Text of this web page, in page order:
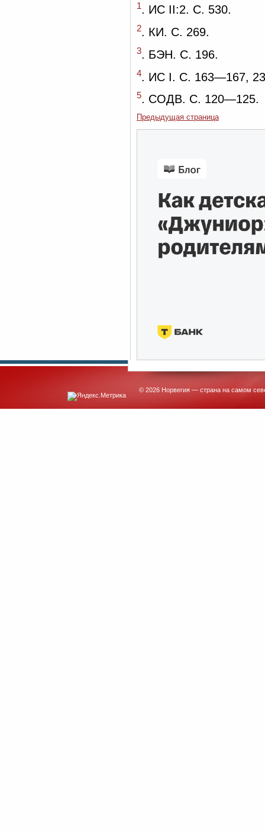
1. ИС II:2. С. 530.
2. КИ. С. 269.
3. БЭН. С. 196.
4 . ИС I. С. 163—167,
5. СОДВ. С. 120—125.
Предыдущая страница
© 2026 Норвегия — страна на самом